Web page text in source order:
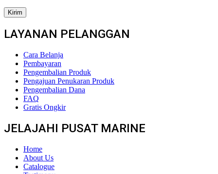
LAYANAN PELANGGAN
Cara Belanja
Pembayaran
Pengembalian Produk
Pengajuan Penukaran Produk
Pengembalian Dana
FAQ
Gratis Ongkir
JELAJAHI PUSAT MARINE
Home
About Us
Catalogue